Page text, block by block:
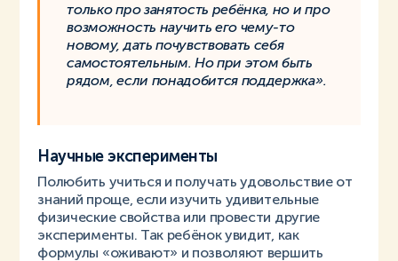
только про занятость ребёнка, но и про
возможность научить его чему-то
новому, дать почувствовать себя
самостоятельным. Но при этом быть
рядом, если понадобится поддержка».
Научные эксперименты
Полюбить учиться и получать удовольствие от
знаний проще, если изучить удивительные
физические свойства или провести другие
эксперименты. Так ребёнок увидит, как
формулы «оживают» и позволяют вершить